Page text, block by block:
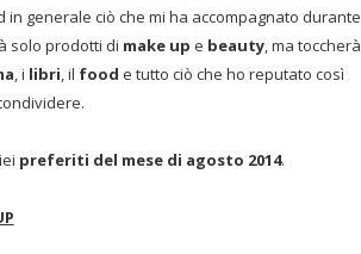
generale ciò che mi ha accompagnato durante
solo prodotti di make up e beauty, ma toccherà
, i libri, il food e tutto ciò che ho reputato così
preferiti del mese di agosto 2014.